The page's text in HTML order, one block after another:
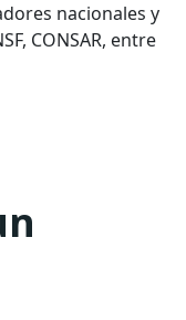
nacionales y
CONSAR, entre